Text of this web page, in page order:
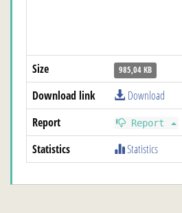
Size 985,04 KB
Download link
Download
Report
Report
Statistics Statistics